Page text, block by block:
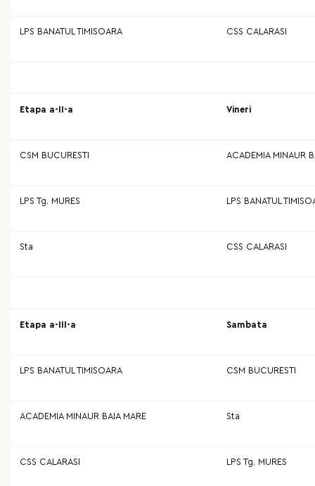
LPS BANATUL TIMISOARA CSS CALARASI
Etapa a-II-a Vineri
CSM BUCURESTI ACADEMIA MINAUR
LPS Tg. MURES LPS BANATUL
Sta CSS CALARASI
Etapa a-III-a Sambata
LPS BANATUL TIMISOARA CSM BUCURESTI
ACADEMIA MINAUR BAIA MARE Sta
CSS CALARASI LPS Tg. MURES